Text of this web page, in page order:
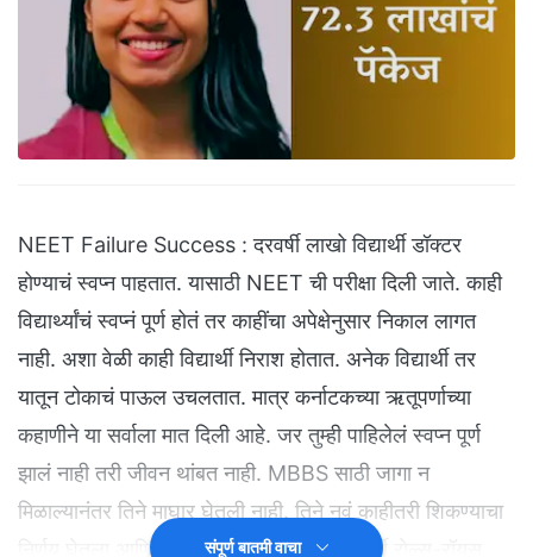
NEET Failure Success : दरवर्षी लाखो विद्यार्थी डॉक्टर
होण्याचं स्वप्न पाहतात. यासाठी NEET ची परीक्षा दिली जाते. काही
विद्यार्थ्यांचं स्वप्नं पूर्ण होतं तर काहींचा अपेक्षेनुसार निकाल लागत
नाही. अशा वेळी काही विद्यार्थी निराश होतात. अनेक विद्यार्थी तर
यातून टोकाचं पाऊल उचलतात. मात्र कर्नाटकच्या ऋतूपर्णाच्या
कहाणीने या सर्वाला मात दिली आहे. जर तुम्ही पाहिलेलं स्वप्न पूर्ण
झालं नाही तरी जीवन थांबत नाही. MBBS साठी जागा न
मिळाल्यानंतर तिने माघार घेतली नाही. तिने नवं काहीतरी शिकण्याचा
निर्णय घेतला आणि आज वयाच्या केवळ २० व्या वर्षी रोल्स-रॉयस
संपूर्ण बातमी वाचा